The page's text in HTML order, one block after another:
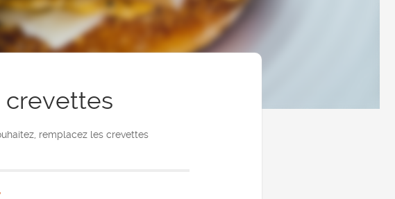
crevettes
remplacez les crevettes